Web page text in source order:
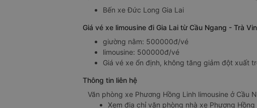
Bến xe Đức Long Gia Lai
Giá vé xe limousine đi Gia Lai từ Cầu Ngang - Trà
giường nằm: 500000đ/vé
limousine: 500000đ/vé
Giá vé xe ổn định, không tăng giảm đột xuất
Thông tin liên hệ
Văn phòng xe Phương Hồng Linh limousine ở Cầu
Xem địa chỉ văn phòng nhà xe Phương Hồng